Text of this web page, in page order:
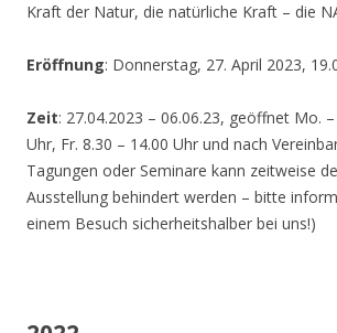
Kraft der Natur, die natürliche Kraft – die
Eröffnung: Donnerstag, 27. April 2023,
Zeit: 27.04.2023 – 06.06.23, geöffnet Mo.
Uhr, Fr. 8.30 – 14.00 Uhr und nach
Tagungen oder Seminare kann zeitweise
Ausstellung behindert werden – bitte
einem Besuch sicherheitshalber bei uns!)